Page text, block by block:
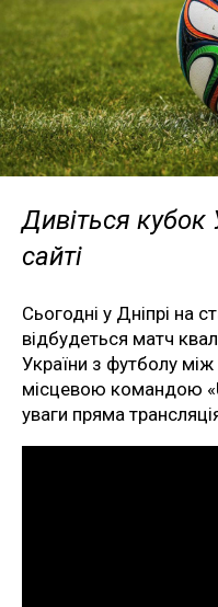
Дивіться кубок
сайті
Сьогодні у Дніпрі на
відбудеться матч
України з футболу
місцевою командою
уваги пряма